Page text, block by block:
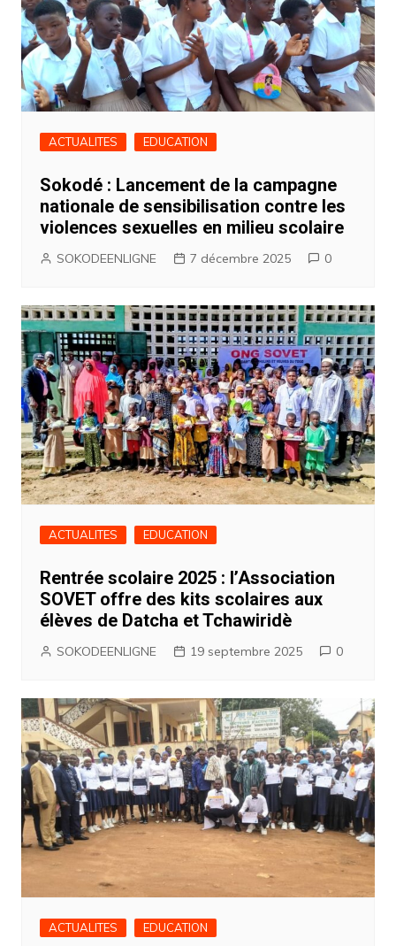
ACTUALITES EDUCATION
Sokodé : Lancement de la campagne
nationale de sensibilisation contre les
violences sexuelles en milieu scolaire
SOKODEENLIGNE 7 décembre 2025 0
ACTUALITES EDUCATION
Rentrée scolaire 2025 : l’Association
SOVET offre des kits scolaires aux
élèves de Datcha et Tchawiridè
SOKODEENLIGNE 19 septembre 2025 0
ACTUALITES EDUCATION